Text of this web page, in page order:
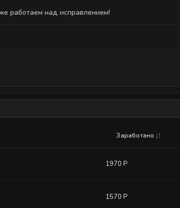
Заработано
1970 Р
1570 Р
работаем над исправлением!